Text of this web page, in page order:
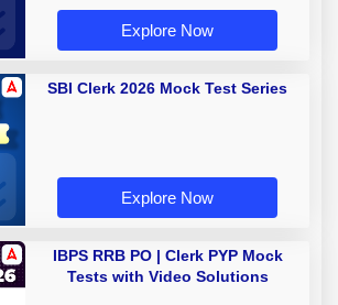
Explore Now
SBI Clerk 2026 Mock Test Series
Explore Now
IBPS RRB PO | Clerk PYP Mock
Tests with Video Solutions